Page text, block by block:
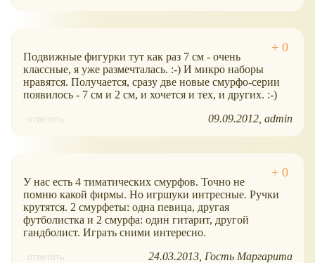
Подвижные фигурки тут как раз 7 см - очень
классные, я уже размечталась. :-) И микро наборы
нравятся. Получается, сразу две новые смурфо-серии
появилось - 7 см и 2 см, и хочется и тех, и других. :-)
ответить 09.09.2012 admin
У нас есть 4 тиматических смурфов. Точно не
помню какой фирмы. Но игршуки интресные. Ручки
крутятся. 2 смурфеты: одна певица, другая
футболистка и 2 смурфа: один гитарит, другой
гандболист. Играть сними интересно.
ответить 24.03.2013 Гость Маргарита